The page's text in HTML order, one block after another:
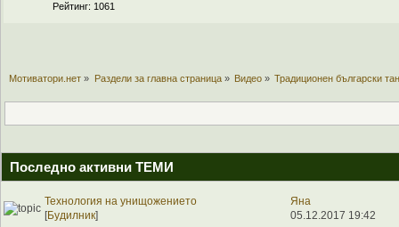
Рейтинг: 1061
Мотиватори.нет » Раздели за главна страница» Видео» Традиционен български
Последно активни ТЕМИ
Технология на унищожението
[Будилник]
Яна
05.12.2017 19:42